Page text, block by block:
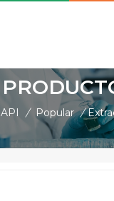
API / Popular /